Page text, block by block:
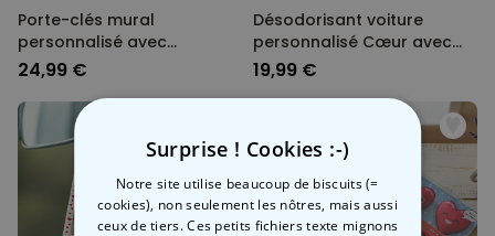
Porte-clés mural
personnalisé avec
monogramme
24,99 €
Désodorisant voiture
personnalisé Cœur avec
photo
19,99 €
Surprise ! Cookies :-)
Notre site utilise beaucoup de biscuits (=
cookies), non seulement les nôtres, mais aussi
ceux de tiers. Ces petits fichiers texte mignons